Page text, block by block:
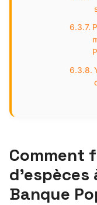
Comment
Banque